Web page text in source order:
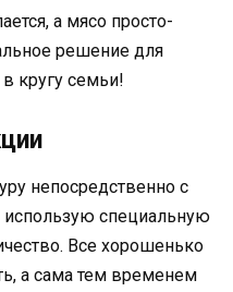
а мясо просто-
решение для
кругу семьи!
непосредственно с
использую специальную
Все хорошенько
а сама тем временем